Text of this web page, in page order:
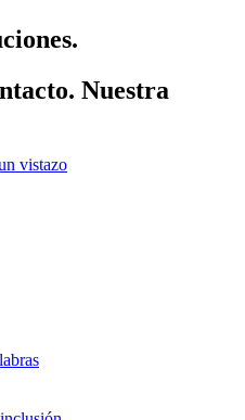
Nuestra
vistazo